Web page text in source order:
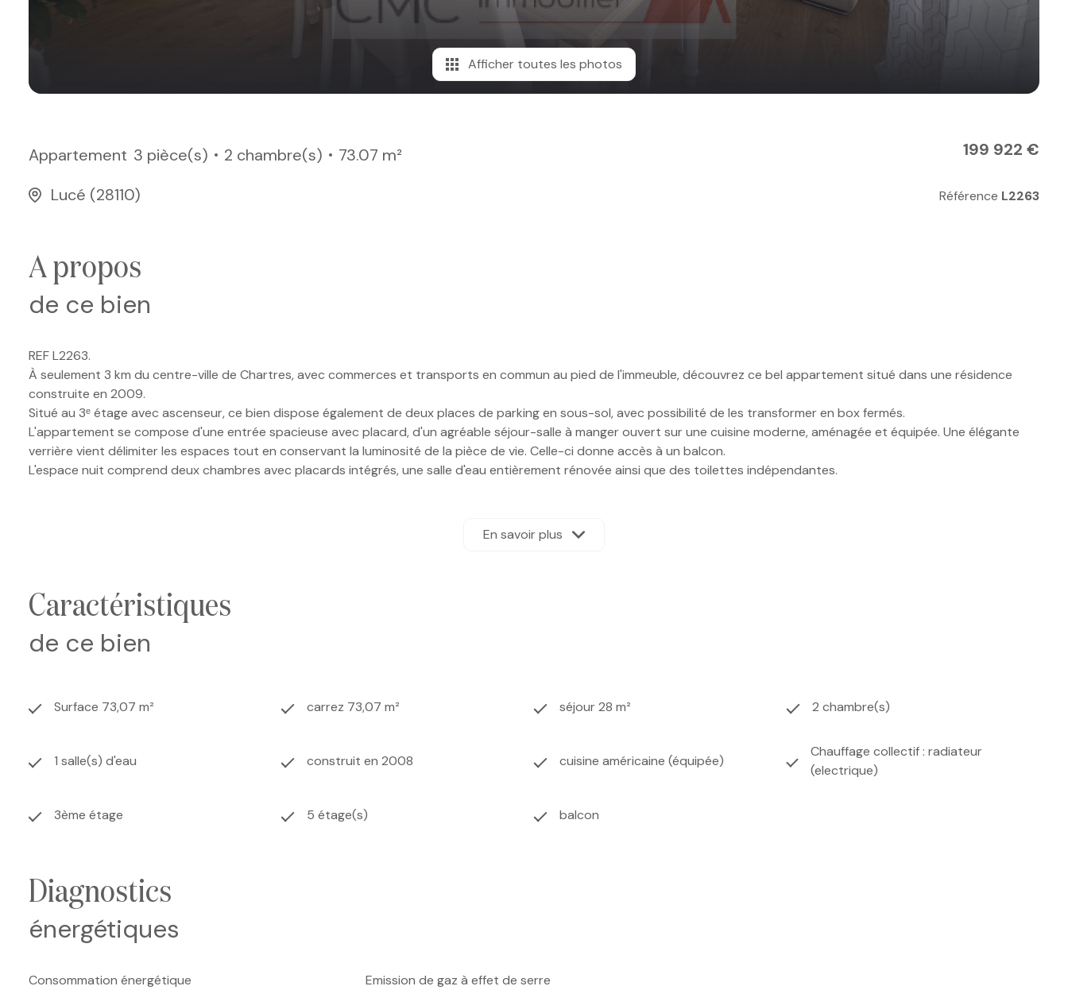
Afficher toutes les photos
Appartement 3 pièce(s) 2 chambre(s)
73.07 m²
Lucé (28110)
199 922 €
Référence L2263
a propos
de ce bien
REF L2263.
À seulement 3 km du centre-ville de Chartres, avec commerces et transports en commun au pied de l'immeuble, découvrez ce bel appartement situé dans une résidence
construite en 2009.
Situé au 3ᵉ étage avec ascenseur, ce bien dispose également de deux places de parking en sous-sol, avec possibilité de les transformer en box fermés.
L'appartement se compose d'une entrée spacieuse avec placard, d'un agréable séjour-salle à manger ouvert sur une cuisine moderne, aménagée et équipée. Une élégante
verrière vient délimiter les espaces tout en conservant la luminosité de la pièce de vie. Celle-ci donne accès à un balcon.
L'espace nuit comprend deux chambres avec placards intégrés, une salle d'eau entièrement rénovée ainsi que des toilettes indépendantes.
En savoir plus
caractéristiques
de ce bien
Surface 73,07 m² carrez 73,07 m² séjour 28 m² 2 chambre(s)
1 salle(s) d'eau construit en 2008 cuisine américaine (équipée)
Chauffage collectif : radiateur
(electrique)
3ème étage 5 étage(s) balcon
diagnostics
énergétiques
Consommation énergétique Emission de gaz à effet de serre